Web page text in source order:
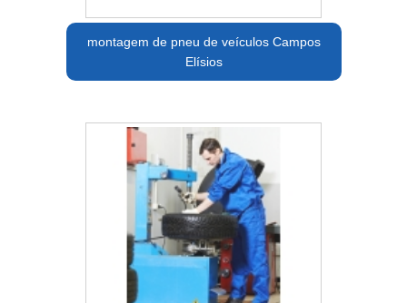
montagem de pneu de veículos Campos
Elísios